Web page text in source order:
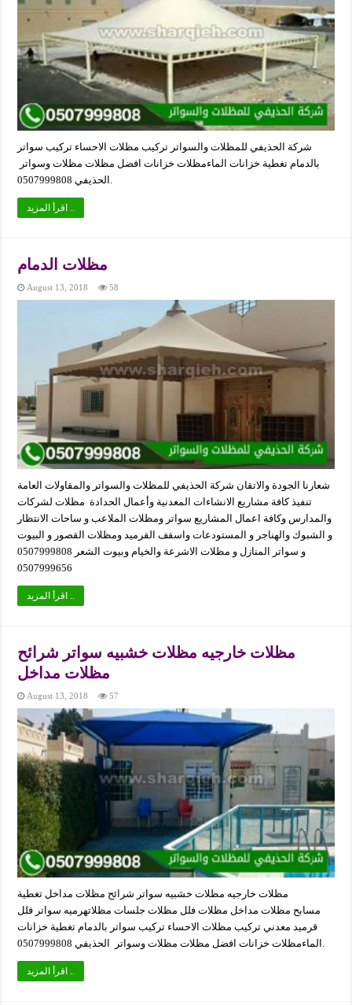
شركة الحذيفي للمظلات والسواتر تركيب مظلات الاحساء تركيب سواتر
بالدمام تغطية خزانات الماءمظلات خزانات افضل مظلات مظلات وسواتر
الحذيفي 0507999808.
اقرأ المزيد ..
مظلات الدمام
August 13, 2018 58
شعارنا الجودة والاتقان شركة الحذيفي للمظلات والسواتر والمقاولات العامة
تنفيذ كافة مشاريع الانشاءات المعدنية وأعمال الحدادة مظلات لشركات
والمدارس وكافة اعمال المشاريع سواتر ومظلات الملاعب و ساحات الانتظار
و الشبوك والهناجر و المستودعات واسقف القرميد ومظلات القصور و البيوت
و سواتر المنازل و مظلات الاشرعة والخيام وبيوت الشعر 0507999808
0507999656
اقرأ المزيد ..
مظلات خارجيه مظلات خشبيه سواتر شرائح
مظلات مداخل
August 13, 2018 57
مظلات خارجيه مظلات خشبيه سواتر شرائح مظلات مداخل تغطية
مسابح مظلات مداخل مظلات فلل مظلات جلسات مظلاتهرميه سواتر فلل
قرميد معدني تركيب مظلات الاحساء تركيب سواتر بالدمام تغطية خزانات
اقرأ المزيد ..